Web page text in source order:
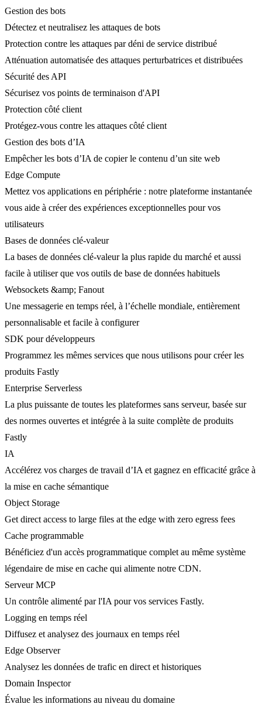
Gestion des bots
Détectez et neutralisez les attaques de bots
Protection contre les attaques par déni de service distribué
Atténuation automatisée des attaques perturbatrices et distribuées
Sécurité des API
Sécurisez vos points de terminaison d'API
Protection côté client
Protégez-vous contre les attaques côté client
Gestion des bots d’IA
Empêcher les bots d’IA de copier le contenu d’un site web
Edge Compute
Mettez vos applications en périphérie : notre plateforme instantanée
vous aide à créer des expériences exceptionnelles pour vos
utilisateurs
Bases de données clé-valeur
La bases de données clé-valeur la plus rapide du marché et aussi
facile à utiliser que vos outils de base de données habituels
Websockets &amp; Fanout
Une messagerie en temps réel, à l’échelle mondiale, entièrement
personnalisable et facile à configurer
SDK pour développeurs
Programmez les mêmes services que nous utilisons pour créer les
produits Fastly
Enterprise Serverless
La plus puissante de toutes les plateformes sans serveur, basée sur
des normes ouvertes et intégrée à la suite complète de produits
Fastly
IA
Accélérez vos charges de travail d’IA et gagnez en efficacité grâce à
la mise en cache sémantique
Object Storage
Get direct access to large files at the edge with zero egress fees
Cache programmable
Bénéficiez d'un accès programmatique complet au même système
légendaire de mise en cache qui alimente notre CDN.
Serveur MCP
Un contrôle alimenté par l'IA pour vos services Fastly.
Logging en temps réel
Diffusez et analysez des journaux en temps réel
Edge Observer
Analysez les données de trafic en direct et historiques
Domain Inspector
Évalue les informations au niveau du domaine